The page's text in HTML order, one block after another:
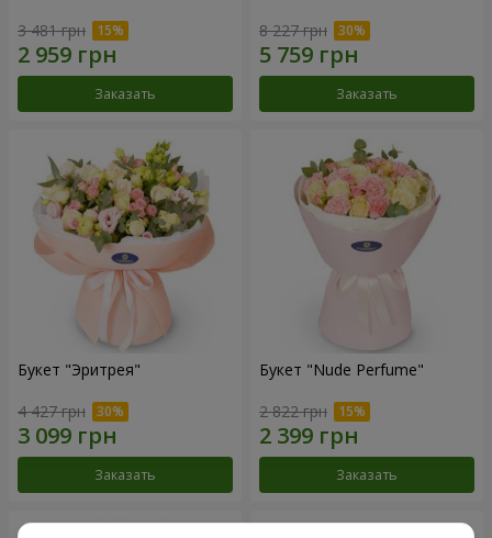
3 481 грн
Заказать
8 227 грн
Заказать
Букет "Эритрея"
4 427 грн
Заказать
Букет "Nude Perfume"
2 822 грн
Заказать